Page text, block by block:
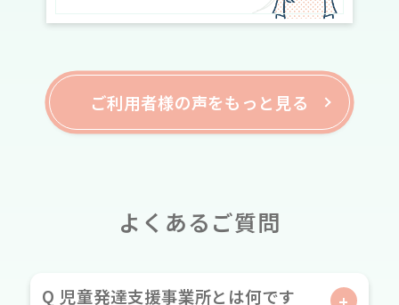
ご利用者様の声をもっと見る
よくあるご質問
Q 児童発達支援事業所とは何です